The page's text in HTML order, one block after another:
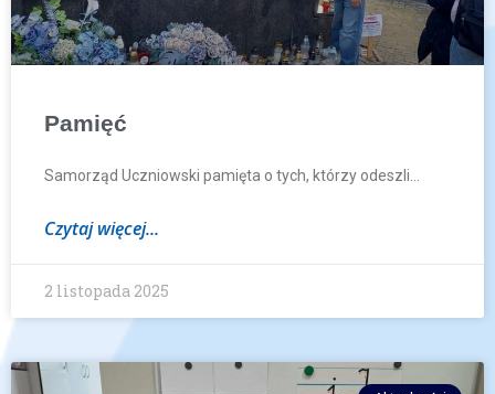
Pamięć
Samorząd Uczniowski pamięta o tych, którzy odeszli…
Czytaj więcej...
2 listopada 2025